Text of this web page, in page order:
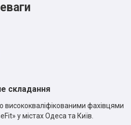
складання
висококваліфікованими фахівцями
у містах Одеса та Київ.